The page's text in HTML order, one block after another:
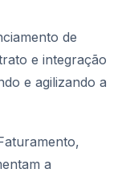
de
e integração
e agilizando a
a